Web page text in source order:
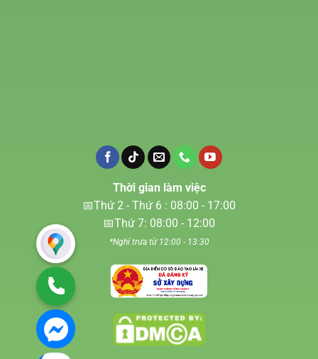
Thời gian làm việc
📅Thứ 2 - Thứ 6 : 08:00 - 17:00
📅Thứ 7: 08:00 - 12:00
*Nghỉ trưa từ 12:00 - 13:30